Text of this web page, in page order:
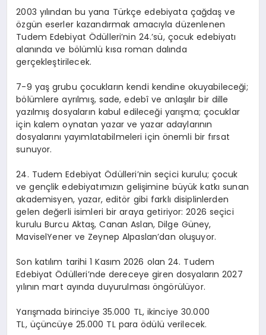
2003 yılından bu yana Türkçe edebiyata çağdaş ve
özgün eserler kazandırmak amacıyla düzenlenen
Tudem Edebiyat Ödülleri’nin 24.’sü, çocuk edebiyatı
alanında ve bölümlü kısa roman dalında
gerçekleştirilecek.
7-9 yaş grubu çocukların kendi kendine okuyabileceği;
bölümlere ayrılmış, sade, edebî ve anlaşılır bir dille
yazılmış dosyaların kabul edileceği yarışma; çocuklar
için kalem oynatan yazar ve yazar adaylarının
dosyalarını yayımlatabilmeleri için önemli bir fırsat
sunuyor.
24. Tudem Edebiyat Ödülleri’nin seçici kurulu; çocuk
ve gençlik edebiyatımızın gelişimine büyük katkı sunan
akademisyen, yazar, editör gibi farklı disiplinlerden
gelen değerli isimleri bir araya getiriyor:2026 seçici
kurulu Burcu Aktaş, Canan Aslan, Dilge Güney,
MaviselYener ve Zeynep Alpaslan’dan oluşuyor.
Son katılım tarihi 1 Kasım 2026 olan 24. Tudem
Edebiyat Ödülleri’nde dereceye giren dosyaların 2027
yılının mart ayında duyurulması öngörülüyor.
Yarışmadabirinciye 35.000 TL, ikinciye 30.000
TL, üçüncüye 25.000 TLpara ödülü verilecek.